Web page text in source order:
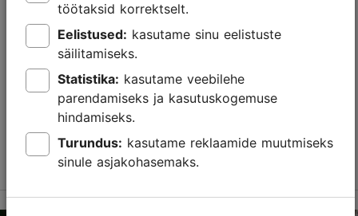
Nelipühade 1. pühal, 24. mail
partneritest tavapäraselt avatud. Allpool leiad
nimekirja kohtadest, kus esineb lahtiolekuaegades
siiski mõningaid muudatusi.
Salvesta Lemmikutesse
Loe lähemalt
töötaksid korrektselt.
Eelistused:
säilitamiseks.
Statistika:
parendamiseks ja kasutuskogemuse
hindamiseks.
Turundus:
sinule asjakohasemaks.